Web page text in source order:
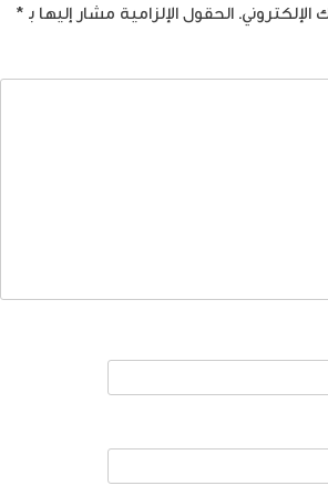
الحقول الإلزامية مشار إليها بـ *